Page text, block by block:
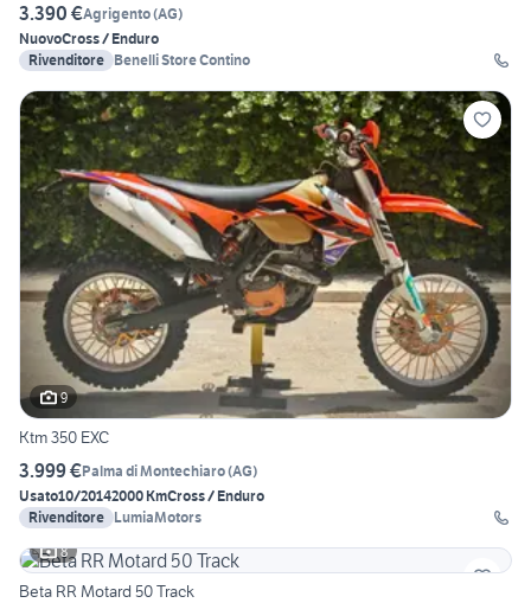
3.390 €Agrigento(AG)
NuovoCross / Enduro
Rivenditore Benelli Store Contino
9
Ktm 350 EXC
3.999 €Palma di Montechiaro(AG)
Usato10/20142000 KmCross / Enduro
Rivenditore LumiaMotors
8
Beta RR Motard 50 Track